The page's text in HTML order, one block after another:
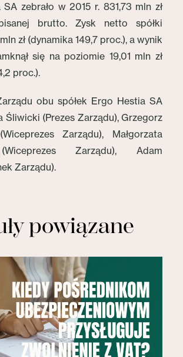
zebrało w 2015 r. 831,73 mln zł
brutto. Zysk netto spółki
zł (dynamika 149,7 proc.), a wynik
się na poziomie 19,01 mln zł
proc.).
obu spółek Ergo Hestia SA
Śliwicki (Prezes Zarządu), Grzegorz
Zarządu), Małgorzata
Zarządu), Adam
Zarządu).
powiązane